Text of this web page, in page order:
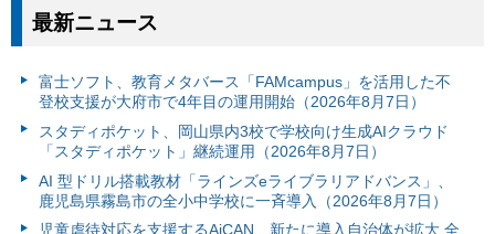
最新ニュース
富⼠ソフト、教育メタバース「FAMcampus」を活用した不
登校支援が大府市で4年目の運用開始（2026年8月7日）
スタディポケット、岡山県内3校で学校向け生成AIクラウド
「スタディポケット」継続運用（2026年8月7日）
AI 型ドリル搭載教材「ラインズeライブラリアドバンス」、
鹿児島県霧島市の全小中学校に一斉導入（2026年8月7日）
児童虐待対応を支援するAiCAN、新たに導入自治体が拡大 全